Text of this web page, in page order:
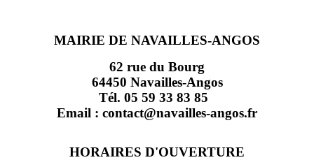
MAIRIE DE NAVAILLES-ANGOS
62 rue du Bourg
64450 Navailles-Angos
Tél. 05 59 33 83 85
Email : contact@navailles-angos.fr
HORAIRES D'OUVERTURE